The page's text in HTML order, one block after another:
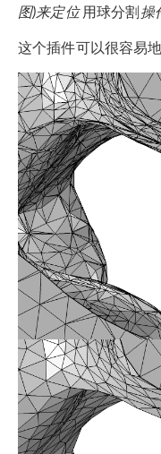
图)来定位用球分割操
这个插件可以很容易